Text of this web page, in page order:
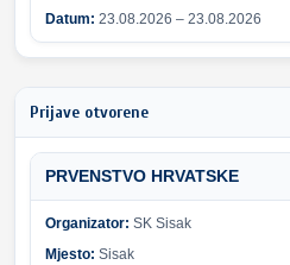
Datum: 23.08.2026 – 23.08.2026
Prijave otvorene
PRVENSTVO HRVATSKE
Organizator: SK Sisak
Mjesto: Sisak